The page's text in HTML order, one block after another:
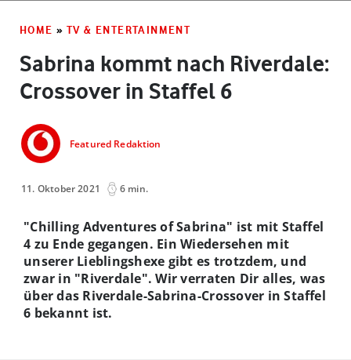
HOME » TV & ENTERTAINMENT
Sabrina kommt nach Riverdale:
Crossover in Staffel 6
Featured Redaktion
11. Oktober 2021 6 min.
"Chilling Adventures of Sabrina" ist mit Staffel
4 zu Ende gegangen. Ein Wiedersehen mit
unserer Lieblingshexe gibt es trotzdem, und
zwar in "Riverdale". Wir verraten Dir alles, was
über das Riverdale-Sabrina-Crossover in Staffel
6 bekannt ist.